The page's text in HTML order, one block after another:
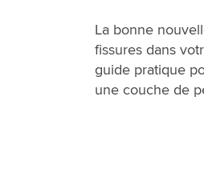
La bonne
fissures dans
guide pratique
une couche de